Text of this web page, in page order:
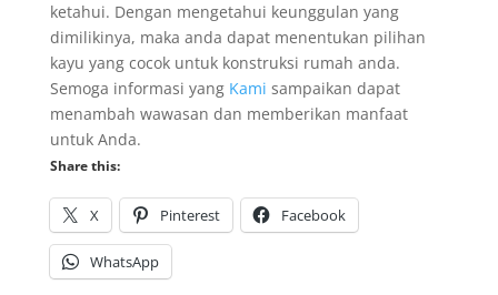
ketahui. Dengan mengetahui keunggulan yang
dimilikinya, maka anda dapat menentukan pilihan
kayu yang cocok untuk konstruksi rumah anda.
Semoga informasi yang Kami sampaikan dapat
menambah wawasan dan memberikan manfaat
untuk Anda.
Share this:
X Pinterest Facebook
WhatsApp